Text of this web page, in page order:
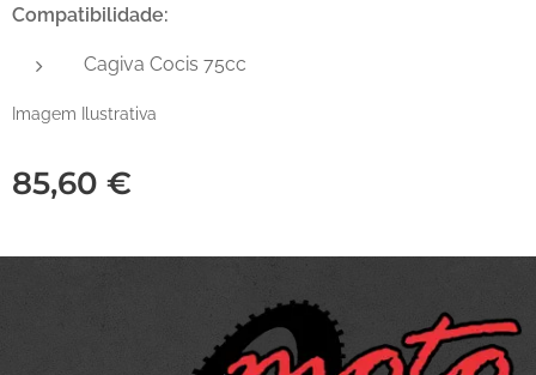
Compatibilidade:
Cagiva Cocis 75cc
Imagem Ilustrativa
85,60 €